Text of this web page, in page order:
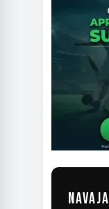
NAVAJA